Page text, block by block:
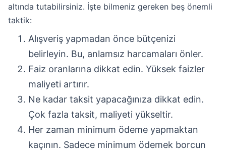
altında tutabilirsiniz. İşte bilmeniz gereken beş önemli
taktik:
Alışveriş yapmadan önce bütçenizi
belirleyin. Bu, anlamsız harcamaları önler.
Faiz oranlarına dikkat edin. Yüksek faizler
maliyeti artırır.
Ne kadar taksit yapacağınıza dikkat edin.
Çok fazla taksit, maliyeti yükseltir.
Her zaman minimum ödeme yapmaktan
kaçının. Sadece minimum ödemek borcun